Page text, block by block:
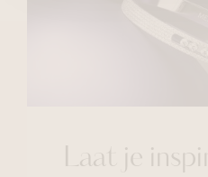
Laat je